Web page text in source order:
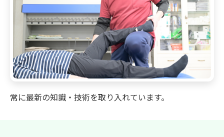
常に最新の知識・技術を取り入れています。